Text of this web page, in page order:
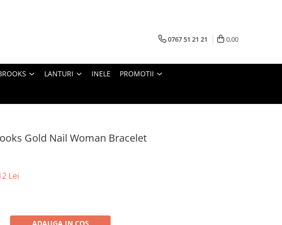
0767 51 21 21 0,00
LANTURI INELE PROMOTII
Gold Nail Woman Bracelet
Lei
ADAUGA IN COS